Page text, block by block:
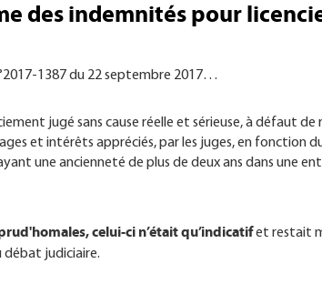
des indemnités pour
1387 du 22 septembre 2017…
jugé sans cause réelle et sérieuse, à défaut
et intérêts appréciés, par les juges, en fonction
une ancienneté de plus de deux ans dans une
celui-ci n’était qu’indicatifet restait
débat judiciaire.